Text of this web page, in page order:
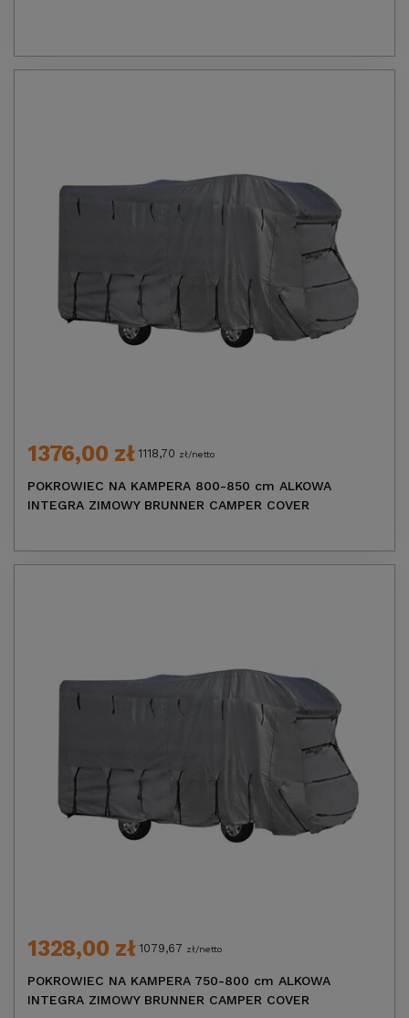
1376,00 zł 1118,70 zł/netto
POKROWIEC NA KAMPERA 800-850 cm ALKOWA
INTEGRA ZIMOWY BRUNNER CAMPER COVER
1328,00 zł 1079,67 zł/netto
POKROWIEC NA KAMPERA 750-800 cm ALKOWA
INTEGRA ZIMOWY BRUNNER CAMPER COVER